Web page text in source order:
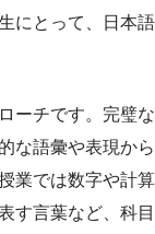
にとって、日本語
ーチです。完璧な
な語彙や表現から
業では数字や計算
す言葉など、科目